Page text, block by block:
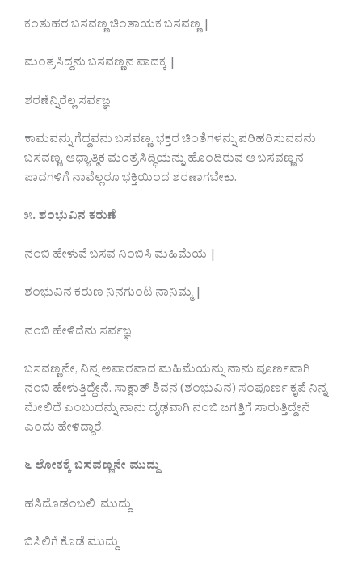
ಕಂತುಹರ ಬಸವಣ್ಣ ಚಿಂತಾಯಕ ಬಸವಣ್ಣ |
ಮಂತ್ರಸಿದ್ದನು ಬಸವಣ್ಣನ ಪಾದಕ್ಕ |
ಶರಣೆನ್ನಿರೆಲ್ಲ ಸರ್ವಜ್ಞ
ಕಾಮವನ್ನು ಗೆದ್ದವನು ಬಸವಣ್ಣ. ಭಕ್ತರ ಚಿಂತೆಗಳನ್ನು ಪರಿಹರಿಸುವವನು
ಬಸವಣ್ಣ. ಆಧ್ಯಾತ್ಮಿಕ ಮಂತ್ರಸಿದ್ಧಿಯನ್ನು ಹೊಂದಿರುವ ಆ ಬಸವಣ್ಣನ
ಪಾದಗಳಿಗೆ ನಾವೆಲ್ಲರೂ ಭಕ್ತಿಯಿಂದ ಶರಣಾಗಬೇಕು.
೫. ಶಂಭುವಿನ ಕರುಣೆ
ನಂಬಿ ಹೇಳುವೆ ಬಸವ ನಿಂಬಿಸಿ ಮಹಿಮೆಯ |
ಶಂಭುವಿನ ಕರುಣ ನಿನಗುಂಟ ನಾನಿಮ್ಮ |
ನಂಬಿ ಹೇಳಿದೆನು ಸರ್ವಜ್ಞ
ಬಸವಣ್ಣನೇ, ನಿನ್ನ ಅಪಾರವಾದ ಮಹಿಮೆಯನ್ನು ನಾನು ಪೂರ್ಣವಾಗಿ
ನಂಬಿ ಹೇಳುತ್ತಿದ್ದೇನೆ. ಸಾಕ್ಷಾತ್ ಶಿವನ (ಶಂಭುವಿನ) ಸಂಪೂರ್ಣ ಕೃಪೆ ನಿನ್ನ
ಮೇಲಿದೆ ಎಂಬುದನ್ನು ನಾನು ದೃಢವಾಗಿ ನಂಬಿ ಜಗತ್ತಿಗೆ ಸಾರುತ್ತಿದ್ದೇನೆ
ಎಂದು ಹೇಳಿದ್ದಾರೆ.
೬ ಲೋಕಕ್ಕೆ ಬಸವಣ್ಣನೇ ಮುದ್ದು
ಹಸಿದೊಡಂಬಲಿ ಮುದ್ದು
ಬಿಸಿಲಿಗೆ ಕೊಡೆ ಮುದ್ದು